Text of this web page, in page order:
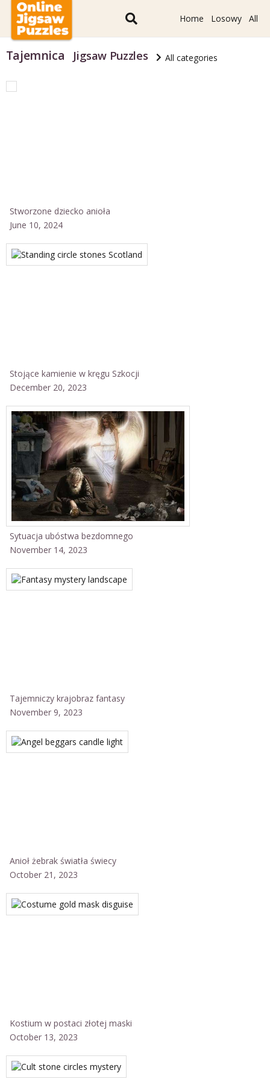
Home Losowy All
Tajemnica Jigsaw Puzzles All categories
Stworzone dziecko anioła
June 10, 2024
Stojące kamienie w kręgu Szkocji
December 20, 2023
Sytuacja ubóstwa bezdomnego
November 14, 2023
Tajemniczy krajobraz fantasy
November 9, 2023
Anioł żebrak światła świecy
October 21, 2023
Kostium w postaci złotej maski
October 13, 2023